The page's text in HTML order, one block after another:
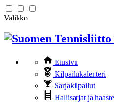
Valikko
Etusivu
Kilpailukalenteri
Sarjakilpailut
Hallisarjat ja